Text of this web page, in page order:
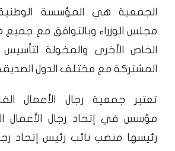
الجمعية هي المؤسسة
مجلس الوزراء وبالتوافق مع
الخاص الأخرى والمخولة
المشتركة مع مختلف الدول
تعتبر جمعية رجال الأعمال
مؤسس في إتحاد رجال الأعمال
رئيسها منصب نائب رئيس إتحاد